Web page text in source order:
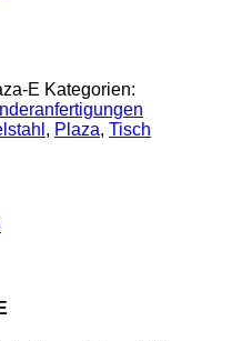
E Kategorien:
, Plaza, Tisch